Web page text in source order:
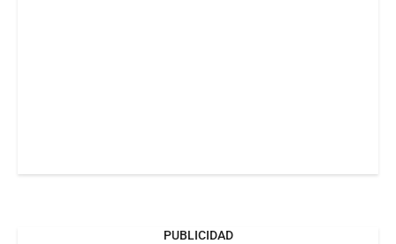
PUBLICIDAD